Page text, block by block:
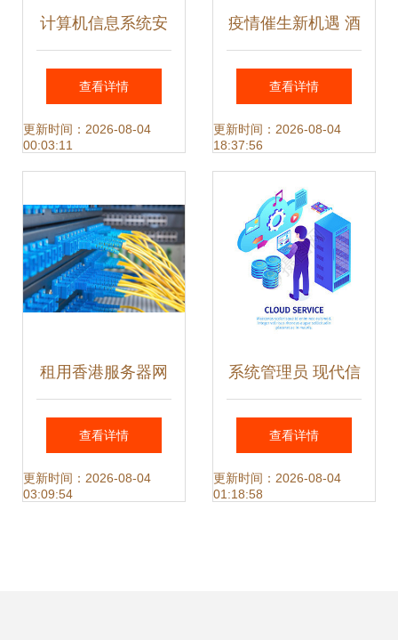
计算机信息系统安
全专用产品销售许
可证(增强级)与军
的融合与挑战
查看详情
更新时间：2026-08-04
00:03:11
疫情催生新机遇 酒
店机器人市场爆
发，华北工控硬件
引领智能服务升级
查看详情
更新时间：2026-08-04
18:37:56
租用香港服务器网
络异常排查与解决
指南
查看详情
更新时间：2026-08-04
03:09:54
系统管理员 现代信
息架构的守护者
查看详情
更新时间：2026-08-04
01:18:58